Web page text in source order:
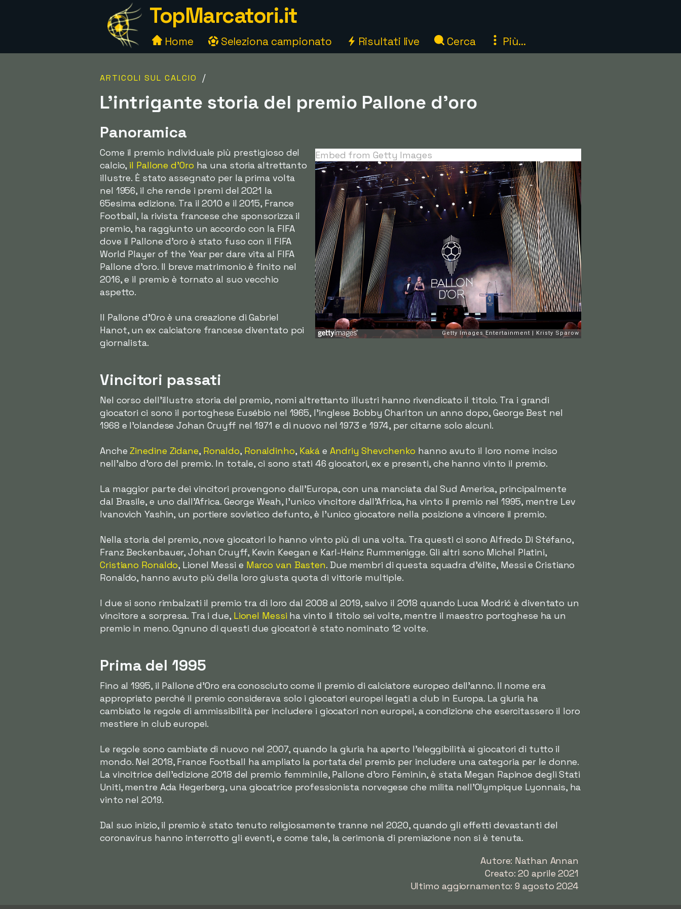
TopMarcatori.it
Home Seleziona campionato Risultati live Cerca Più...
ARTICOLI SUL CALCIO /
L'intrigante storia del premio Pallone d'oro
Panoramica
Embed from Getty Images
Come il premio individuale più prestigioso del
calcio, il Pallone d'Oro ha una storia altrettanto
illustre. È stato assegnato per la prima volta
nel 1956, il che rende i premi del 2021 la
65esima edizione. Tra il 2010 e il 2015, France
Football, la rivista francese che sponsorizza il
premio, ha raggiunto un accordo con la FIFA
dove il Pallone d'oro è stato fuso con il FIFA
World Player of the Year per dare vita al FIFA
Pallone d'oro. Il breve matrimonio è finito nel
2016, e il premio è tornato al suo vecchio
aspetto.
Il Pallone d'Oro è una creazione di Gabriel
Hanot, un ex calciatore francese diventato poi
giornalista.
Vincitori passati
Nel corso dell'illustre storia del premio, nomi altrettanto illustri hanno rivendicato il titolo. Tra i grandi
giocatori ci sono il portoghese Eusébio nel 1965, l'inglese Bobby Charlton un anno dopo, George Best nel
1968 e l'olandese Johan Cruyff nel 1971 e di nuovo nel 1973 e 1974, per citarne solo alcuni.
AncheZinedine Zidane, Ronaldo, Ronaldinho, Kaká e Andriy Shevchenko hanno avuto il loro nome inciso
nell'albo d'oro del premio. In totale, ci sono stati 46 giocatori, ex e presenti, che hanno vinto il premio.
La maggior parte dei vincitori provengono dall'Europa, con una manciata dal Sud America, principalmente
dal Brasile, e uno dall'Africa. George Weah, l'unico vincitore dall'Africa, ha vinto il premio nel 1995, mentre Lev
Ivanovich Yashin, un portiere sovietico defunto, è l'unico giocatore nella posizione a vincere il premio.
Nella storia del premio, nove giocatori lo hanno vinto più di una volta. Tra questi ci sono Alfredo Di Stéfano,
Franz Beckenbauer, Johan Cruyff, Kevin Keegan e Karl-Heinz Rummenigge. Gli altri sono Michel Platini,
Cristiano Ronaldo, Lionel Messi e Marco van Basten. Due membri di questa squadra d'élite, Messi e Cristiano
Ronaldo, hanno avuto più della loro giusta quota di vittorie multiple.
I due si sono rimbalzati il premio tra di loro dal 2008 al 2019, salvo il 2018 quando Luca Modrić è diventato un
vincitore a sorpresa. Tra i due, Lionel Messi ha vinto il titolo sei volte, mentre il maestro portoghese ha un
premio in meno. Ognuno di questi due giocatori è stato nominato 12 volte.
Prima del 1995
Fino al 1995, il Pallone d'Oro era conosciuto come il premio di calciatore europeo dell'anno. Il nome era
appropriato perché il premio considerava solo i giocatori europei legati a club in Europa. La giuria ha
cambiato le regole di ammissibilità per includere i giocatori non europei, a condizione che esercitassero il loro
mestiere in club europei.
Le regole sono cambiate di nuovo nel 2007, quando la giuria ha aperto l'eleggibilità ai giocatori di tutto il
mondo. Nel 2018, France Football ha ampliato la portata del premio per includere una categoria per le donne.
La vincitrice dell'edizione 2018 del premio femminile, Pallone d'oro Féminin, è stata Megan Rapinoe degli Stati
Uniti, mentre Ada Hegerberg, una giocatrice professionista norvegese che milita nell'Olympique Lyonnais, ha
vinto nel 2019.
Dal suo inizio, il premio è stato tenuto religiosamente tranne nel 2020, quando gli effetti devastanti del
coronavirus hanno interrotto gli eventi, e come tale, la cerimonia di premiazione non si è tenuta.
Autore: Nathan Annan
Creato: 20 aprile 2021
Ultimo aggiornamento: 9 agosto 2024